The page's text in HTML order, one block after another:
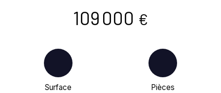
109 000 €
Surface
Pièces